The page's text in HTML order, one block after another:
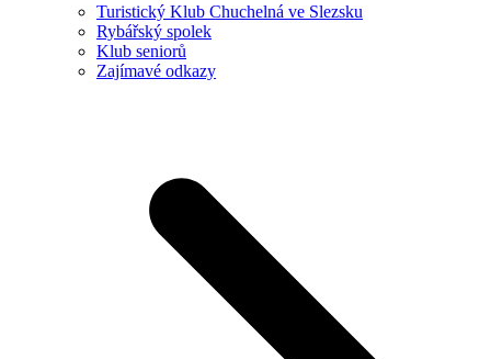
Turistický Klub Chuchelná ve Slezsku
Rybářský spolek
Klub seniorů
Zajímavé odkazy